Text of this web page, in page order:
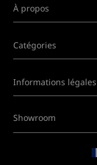
À propos
Catégories
Informations légales
Showroom